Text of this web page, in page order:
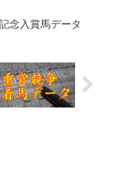
念入賞馬データ